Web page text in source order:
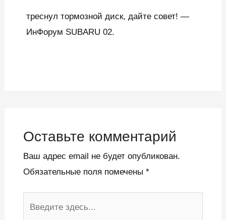
треснул тормозной диск, дайте совет! —
ИнФорум SUBARU 02.
Оставьте комментарий
Ваш адрес email не будет опубликован.
Обязательные поля помечены *